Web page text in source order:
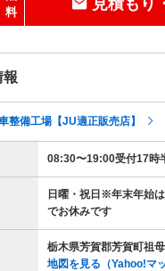
料
報
整備工場【JU適正販売店】
08:30〜19:00受付17時
日曜・祝日※年末年始
でお休みです
栃木県芳賀郡芳賀町祖
地図を見る（Yahoo!マッ